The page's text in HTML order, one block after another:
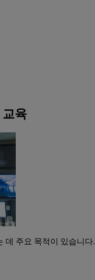
교육
데 주요 목적이 있습니다.